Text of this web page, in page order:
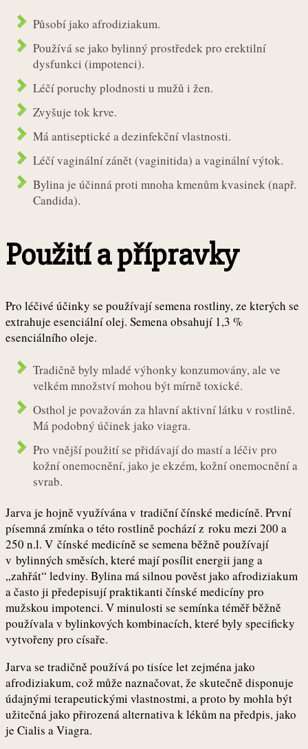
Působí jako afrodiziakum.
Používá se jako bylinný prostředek pro erektilní
dysfunkci (impotenci).
Léčí poruchy plodnosti u mužů i žen.
Zvyšuje tok krve.
Má antiseptické a dezinfekční vlastnosti.
Léčí vaginální zánět (vaginitida) a vaginální výtok.
Bylina je účinná proti mnoha kmenům kvasinek (např.
Candida).
Použití a přípravky
Pro léčivé účinky se používají semena rostliny, ze kterých se
extrahuje esenciální olej. Semena obsahují 1,3 %
esenciálního oleje.
Tradičně byly mladé výhonky konzumovány, ale ve
velkém množství mohou být mírně toxické.
Osthol je považován za hlavní aktivní látku v rostlině.
Má podobný účinek jako viagra.
Pro vnější použití se přidávají do mastí a léčiv pro
kožní onemocnění, jako je ekzém, kožní onemocnění a
svrab.
Jarva je hojně využívána v tradiční čínské medicíně. První
písemná zmínka o této rostlině pochází z roku mezi 200 a
250 n.l. V čínské medicíně se semena běžně používají
v bylinných směsích, které mají posílit energii jang a
„zahřát“ ledviny. Bylina má silnou pověst jako afrodiziakum
a často ji předepisují praktikanti čínské medicíny pro
mužskou impotenci. V minulosti se semínka téměř běžně
používala v bylinkových kombinacích, které byly specificky
vytvořeny pro císaře.
Jarva se tradičně používá po tisíce let zejména jako
afrodiziakum, což může naznačovat, že skutečně disponuje
údajnými terapeutickými vlastnostmi, a proto by mohla být
užitečná jako přirozená alternativa k lékům na předpis, jako
je Cialis a Viagra.